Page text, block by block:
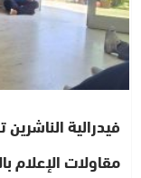
فيدرالية
مقاولات الإعلام